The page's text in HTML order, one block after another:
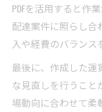
PDFを活用すると作
配達案件に照らし合
入や経費のバランス
最後に、作成した運
な見直しを行うこと
場動向に合わせて柔